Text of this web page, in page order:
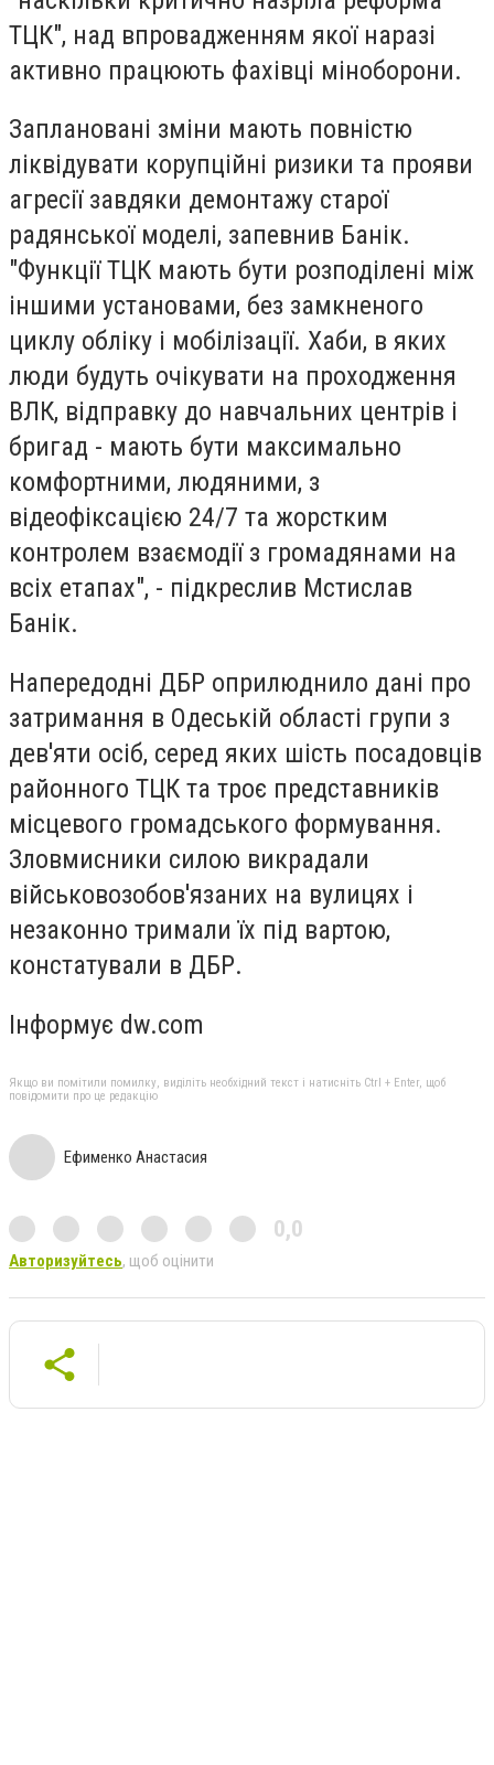
ТЦК", над впровадженням якої наразі
активно працюють фахівці міноборони.
Заплановані зміни мають повністю
ліквідувати корупційні ризики та прояви
агресії завдяки демонтажу старої
радянської моделі, запевнив Банік.
"Функції ТЦК мають бути розподілені між
іншими установами, без замкненого
циклу обліку і мобілізації. Хаби, в яких
люди будуть очікувати на проходження
ВЛК, відправку до навчальних центрів і
бригад - мають бути максимально
комфортними, людяними, з
відеофіксацією 24/7 та жорстким
контролем взаємодії з громадянами на
всіх етапах", - підкреслив Мстислав
Банік.
Напередодні ДБР оприлюднило дані про
затримання в Одеській області групи з
дев'яти осіб, серед яких шість посадовців
районного ТЦК та троє представників
місцевого громадського формування.
Зловмисники силою викрадали
військовозобов'язаних на вулицях і
незаконно тримали їх під вартою,
констатували в ДБР.
Інформує dw.com
Якщо ви помітили помилку, виділіть необхідний текст і натисніть Ctrl + Enter, щоб
повідомити про це редакцію
Ефименко Анастасия
0,0
Авторизуйтесь, щоб оцінити